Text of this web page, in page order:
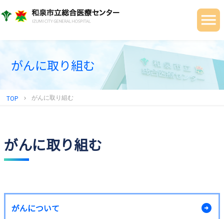
地域連携センター
がんに取り組む
TOP chevron_right がんに取り組む
がんに取り組む
がんについて